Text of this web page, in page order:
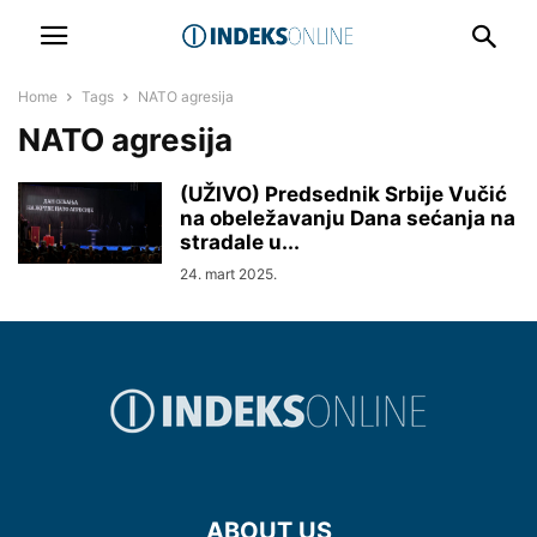
Home Tags NATO agresija
NATO agresija
(UŽIVO) Predsednik Srbije Vučić
na obeležavanju Dana sećanja na
stradale u...
24. mart 2025.
ABOUT US